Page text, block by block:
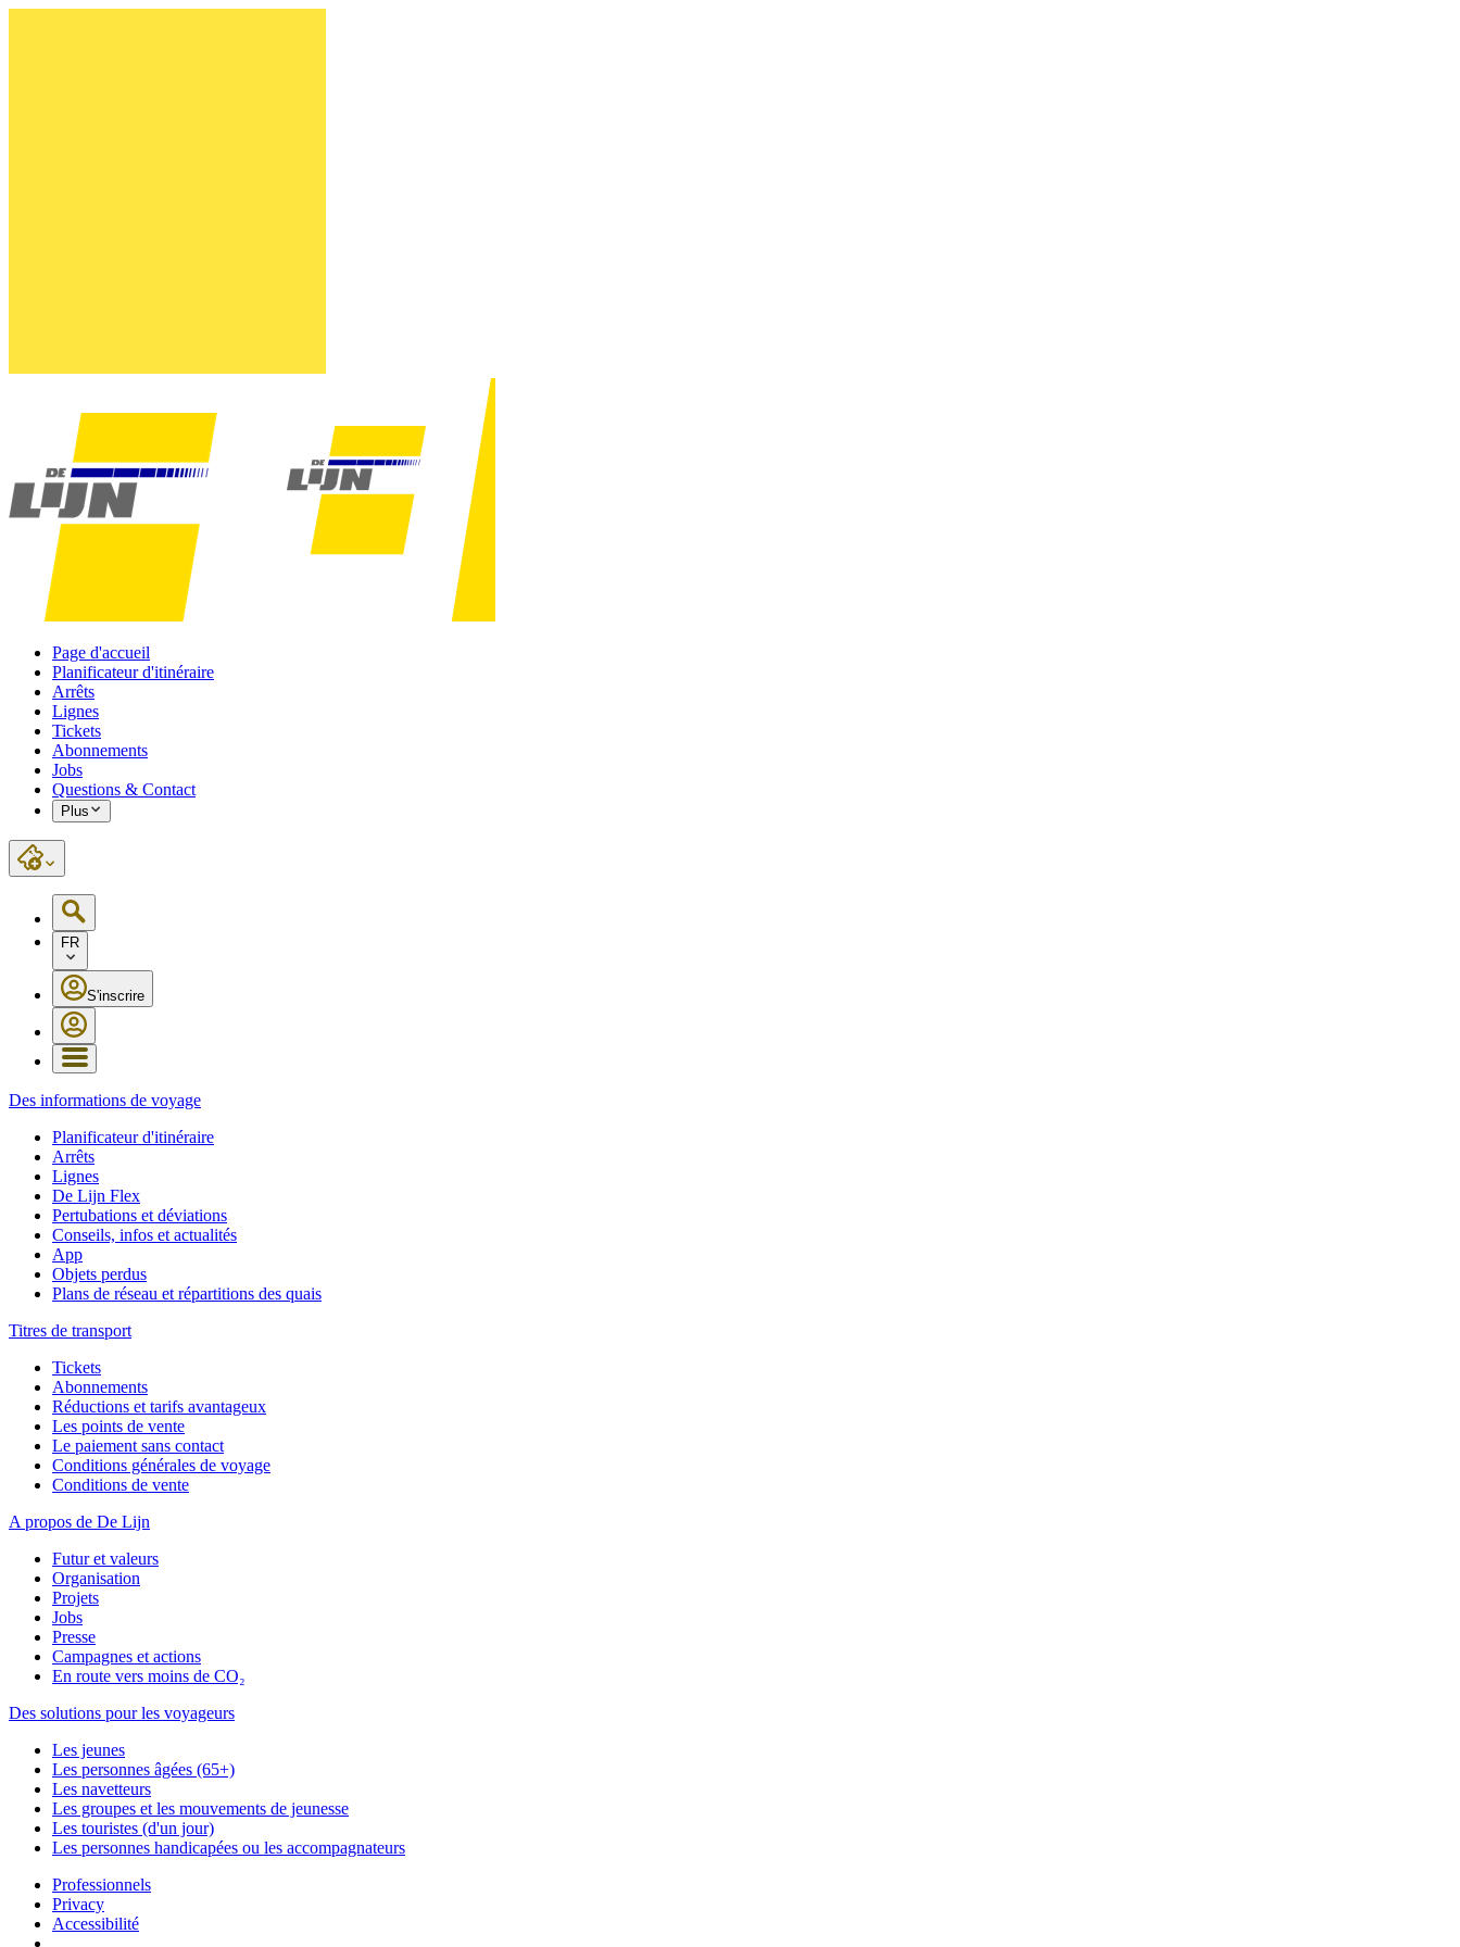
Page d'accueil
Planificateur d'itinéraire
Arrêts
Lignes
Tickets
Abonnements
Jobs
Questions & Contact
Plus
FR
S'inscrire
Des informations de voyage
Planificateur d'itinéraire
Arrêts
Lignes
De Lijn Flex
Pertubations et déviations
Conseils, infos et actualités
App
Objets perdus
Plans de réseau et répartitions des quais
Titres de transport
Tickets
Abonnements
Réductions et tarifs avantageux
Les points de vente
Le paiement sans contact
Conditions générales de voyage
Conditions de vente
A propos de De Lijn
Futur et valeurs
Organisation
Projets
Jobs
Presse
Campagnes et actions
En route vers moins de CO₂
Des solutions pour les voyageurs
Les jeunes
Les personnes âgées (65+)
Les navetteurs
Les groupes et les mouvements de jeunesse
Les touristes (d'un jour)
Les personnes handicapées ou les accompagnateurs
Professionnels
Privacy
Accessibilité